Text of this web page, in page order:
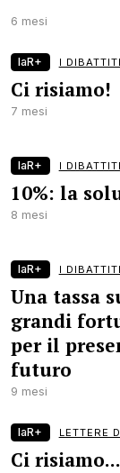
6 mesi
laR+ I DIBATTITI
Ci risiamo!
7 mesi
laR+ I DIBATTITI
10%: la
8 mesi
laR+ I DIBATTITI
Una tassa
grandi
per il
futuro
9 mesi
laR+ LETTERE
Ci risiamo...